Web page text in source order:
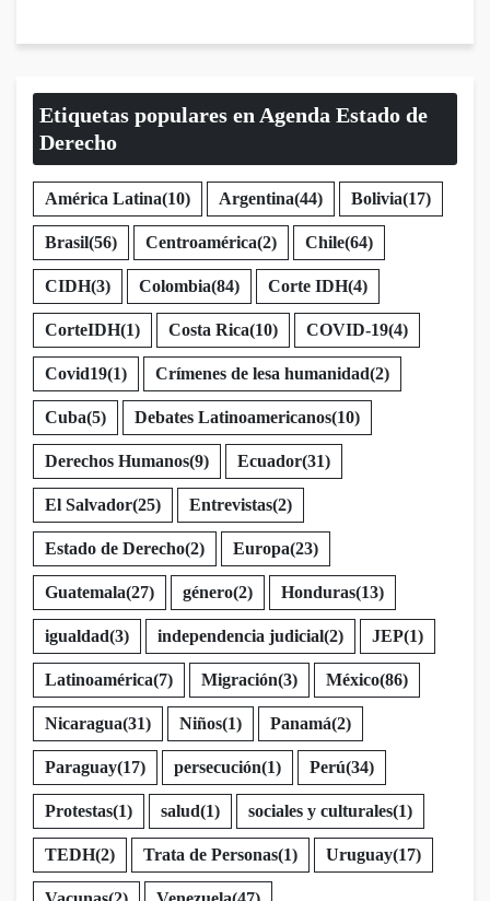
Etiquetas populares en Agenda Estado de
Derecho
América Latina(10) Argentina(44) Bolivia(17)
Brasil(56) Centroamérica(2) Chile(64)
CIDH(3) Colombia(84) Corte IDH(4)
CorteIDH(1) Costa Rica(10) COVID-19(4)
Covid19(1) Crímenes de lesa humanidad(2)
Cuba(5) Debates Latinoamericanos(10)
Derechos Humanos(9) Ecuador(31)
El Salvador(25) Entrevistas(2)
Estado de Derecho(2) Europa(23)
Guatemala(27) género(2) Honduras(13)
igualdad(3) independencia judicial(2) JEP(1)
Latinoamérica(7) Migración(3) México(86)
Nicaragua(31) Niños(1) Panamá(2)
Paraguay(17) persecución(1) Perú(34)
Protestas(1) salud(1) sociales y culturales(1)
TEDH(2) Trata de Personas(1) Uruguay(17)